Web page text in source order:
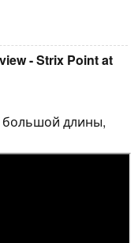
- Strix Point at
большой длины,